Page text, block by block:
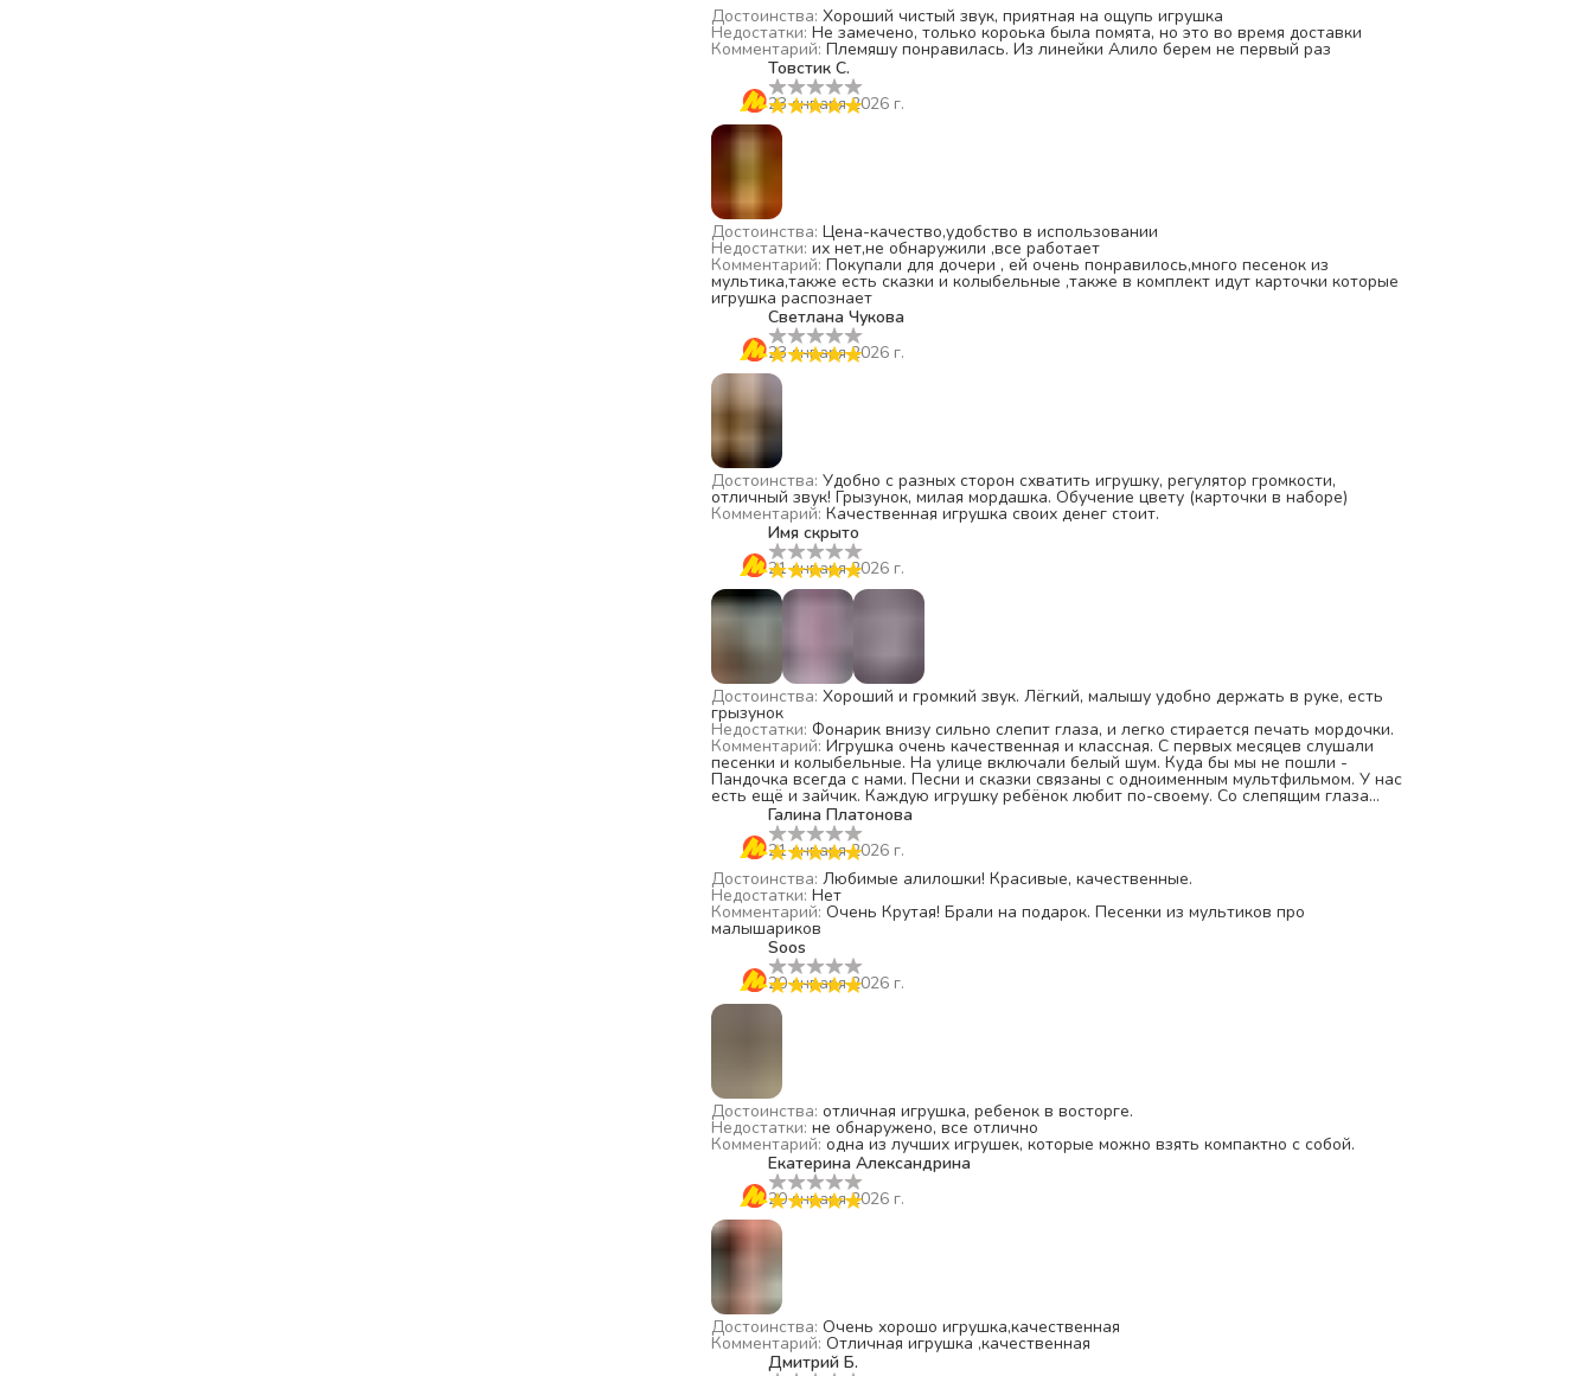
Достоинства: Хороший чистый звук, приятная на ощупь игрушка
Недостатки: Не замечено, только короька была помята, но это во время доставки
Комментарий: Племяшу понравилась. Из линейки Алило берем не первый раз
Товстик С.
23 января 2026 г.
Достоинства: Цена-качество,удобство в использовании
Недостатки: их нет,не обнаружили ,все работает
Комментарий: Покупали для дочери , ей очень понравилось,много песенок из
мультика,также есть сказки и колыбельные ,также в комплект идут карточки которые
игрушка распознает
Светлана Чукова
23 января 2026 г.
Достоинства: Удобно с разных сторон схватить игрушку, регулятор громкости,
отличный звук! Грызунок, милая мордашка. Обучение цвету (карточки в наборе)
Комментарий: Качественная игрушка своих денег стоит.
Имя скрыто
21 января 2026 г.
Достоинства: Хороший и громкий звук. Лёгкий, малышу удобно держать в руке, есть
грызунок
Недостатки: Фонарик внизу сильно слепит глаза, и легко стирается печать мордочки.
Комментарий: Игрушка очень качественная и классная. С первых месяцев слушали
песенки и колыбельные. На улице включали белый шум. Куда бы мы не пошли -
Пандочка всегда с нами. Песни и сказки связаны с одноименным мультфильмом. У нас
есть ещё и зайчик. Каждую игрушку ребёнок любит по-своему. Со слепящим глаза
фонариком справились, закрепив маленькую резинку в промежуток (фото), но тогда
не считывается цвет.
Галина Платонова
21 января 2026 г.
Достоинства: Любимые алилошки! Красивые, качественные.
Недостатки: Нет
Комментарий: Очень Крутая! Брали на подарок. Песенки из мультиков про
малышариков
Soos
20 января 2026 г.
Достоинства: отличная игрушка, ребенок в восторге.
Недостатки: не обнаружено, все отлично
Комментарий: одна из лучших игрушек, которые можно взять компактно с собой.
Екатерина Александрина
20 января 2026 г.
Достоинства: Очень хорошо игрушка,качественная
Комментарий: Отличная игрушка ,качественная
Дмитрий Б.